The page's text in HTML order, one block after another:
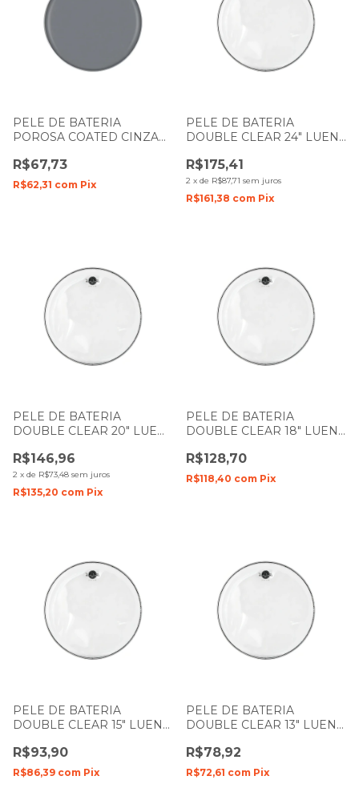
PELE DE BATERIA
POROSA COATED CINZA
PREMIUM
R$67,73
R$62,31 com Pix
PELE DE BATERIA
DOUBLE CLEAR 24" LUEN
DUPLO
R$175,41
2 x de R$87,71 sem juros
R$161,38 com Pix
PELE DE BATERIA
DOUBLE CLEAR 20" LUEN
DUPLO
R$146,96
2 x de R$73,48 sem juros
R$135,20 com Pix
PELE DE BATERIA
DOUBLE CLEAR 18" LUEN
DUPLO
R$128,70
R$118,40 com Pix
PELE DE BATERIA
DOUBLE CLEAR 15" LUEN
DUPLO
R$93,90
R$86,39 com Pix
PELE DE BATERIA
DOUBLE CLEAR 13" LUEN
DUPLO
R$78,92
R$72,61 com Pix